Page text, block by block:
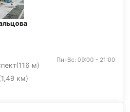
(116 м)
км)
Пн-Вс: 09:00 - 21:00